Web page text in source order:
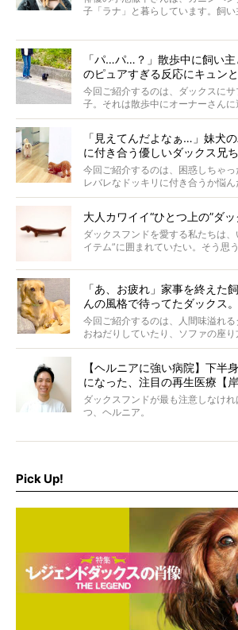
子「ラナ」と暮らしています。飼
ラナは、現在８才。小池さんのイ
ケメンから愛されているラナは、
からプレゼントしてもらったハーネ
してくれました。
「パ…パ…？」散歩中に飼い
のピュアすぎる反応にキュンと
今回ご紹介するのは、ダックスに
子。それは散歩中にオーナーさんに
戸惑って歩きを止めたり、すぐに
「見えてんだよなぁ…」妹犬
に付き合う優しいダックス兄ち
今回ご紹介するのは、困惑しちゃ
レバレなドッキリに付き合うか悩
と違う事態に陥ったり。そんなお
大人カワイイ“ひとつ上の”ダ
ダックスフンドを愛する私たちは
イテム”に囲まれていたい。そう思
ムをご紹介。
「あ、お疲れ」家事を終えた
んの風格で待ってたダックス。
今回ご紹介するのは、人間味溢れ
おねだりしていたり、ソファの座り
今にも言葉を発しそうなダックス
【ヘルニアに強い病院】下半
になった、注目の再生医療【
ダックスフンドが最も注意しなけ
つ、ヘルニア。
特集『ヘルニアに、負けない』で
特集１回目は、椎間板ヘルニアの
を点滴投与する治療により、歩け
Pick Up!